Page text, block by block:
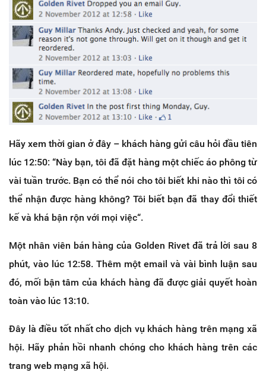
Hãy xem thời gian ở đây – khách hàng gửi câu hỏi đầu tiên
lúc 12:50: “Này bạn, tôi đã đặt hàng một chiếc áo phông từ
vài tuần trước. Bạn có thể nói cho tôi biết khi nào thì tôi có
thể nhận được hàng không? Tôi biết bạn đã thay đổi thiết
kế và khá bận rộn với mọi việc“.
Một nhân viên bán hàng của Golden Rivet đã trả lời sau 8
phút, vào lúc 12:58. Thêm một email và vài bình luận sau
đó, mối bận tâm của khách hàng đã được giải quyết hoàn
toàn vào lúc 13:10.
Đây là điều tốt nhất cho dịch vụ khách hàng trên mạng xã
hội. Hãy phản hồi nhanh chóng cho khách hàng trên các
trang web mạng xã hội.